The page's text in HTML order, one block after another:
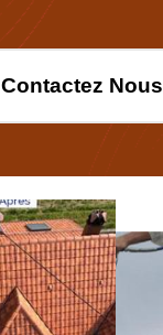
Contactez Nous